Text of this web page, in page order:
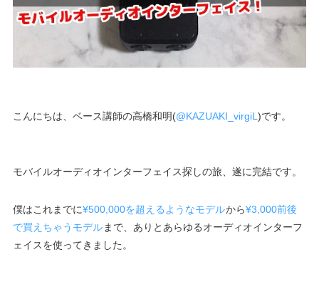
こんにちは、ベース講師の高橋和明(@KAZUAKI_virgiL)です。
モバイルオーディオインターフェイス探しの旅、遂に完結です。
僕はこれまでに¥500,000を超えるようなモデルから¥3,000前後
で買えちゃうモデルまで、ありとあらゆるオーディオインターフ
ェイスを使ってきました。